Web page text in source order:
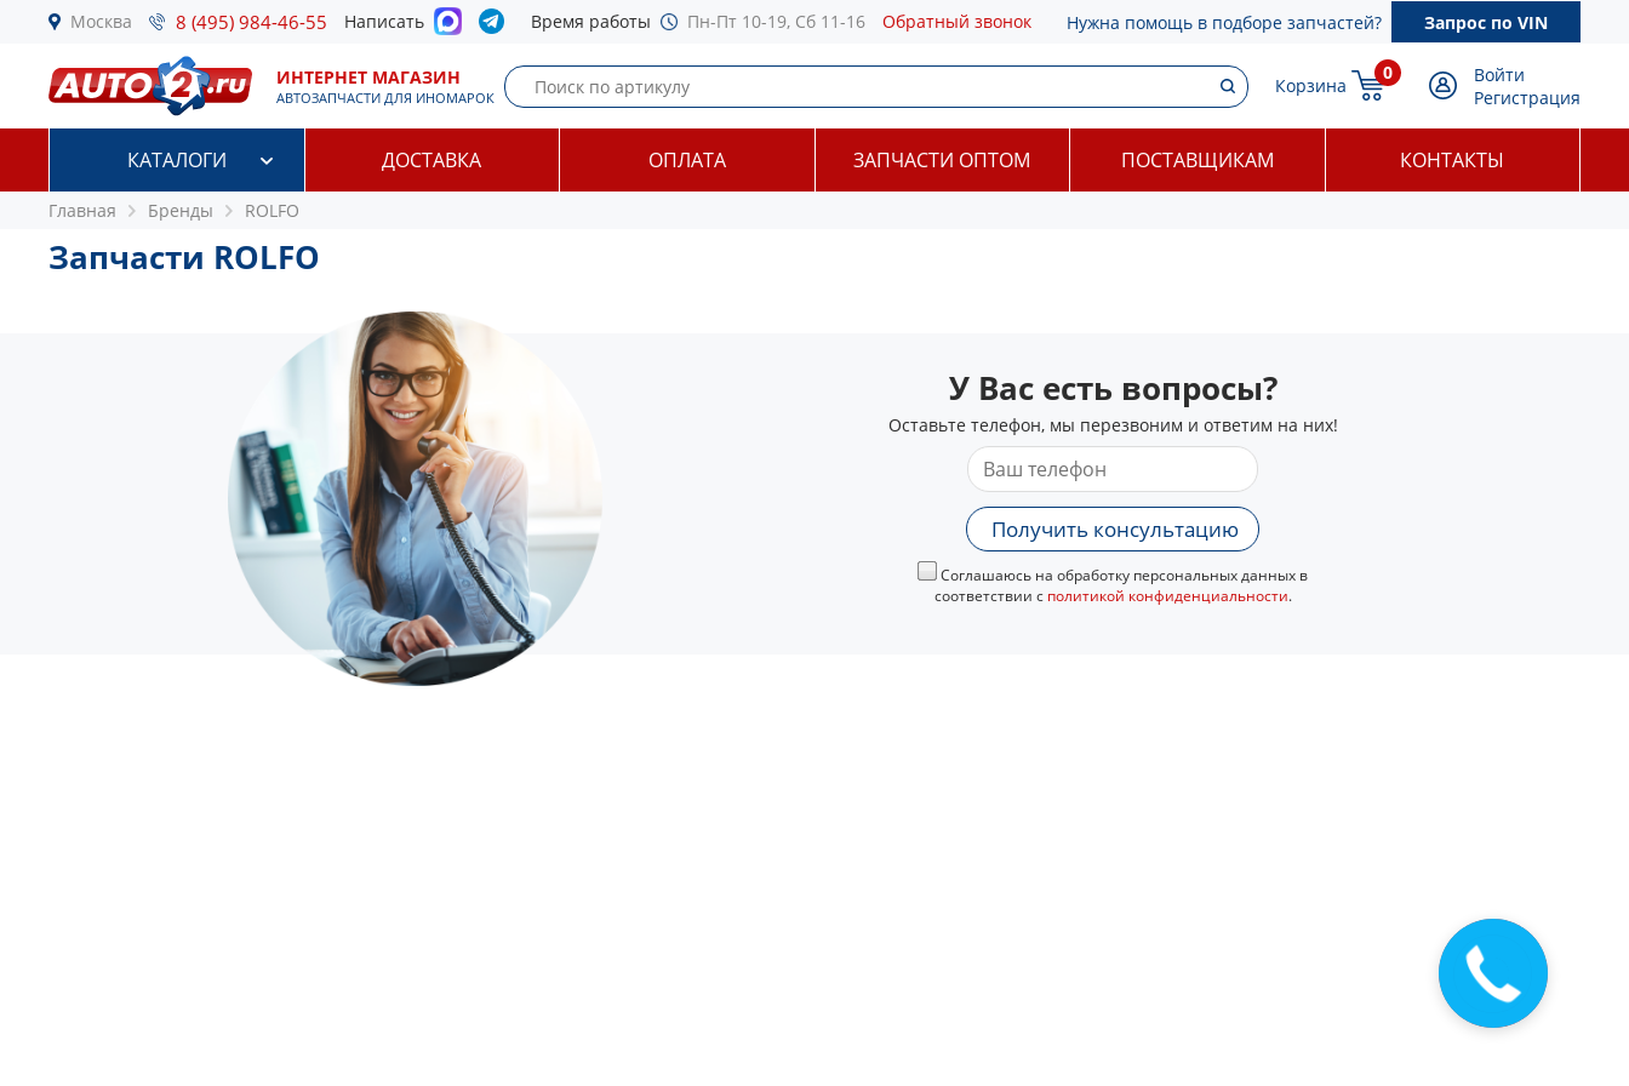
Москва 8 (495) 984-46-55 Написать Время работы Пн-Пт 10-19, Сб 11-16 Обратный звонок Нужна помощь в подборе запчастей? Запрос по VIN
ИНТЕРНЕТ МАГАЗИН
АВТОЗАПЧАСТИ ДЛЯ ИНОМАРОК
Корзина
0
Войти
Регистрация
КАТАЛОГИ ДОСТАВКА ОПЛАТА ЗАПЧАСТИ ОПТОМ ПОСТАВЩИКАМ КОНТАКТЫ
Главная Бренды ROLFO
Запчасти ROLFO
У Вас есть вопросы?
Оставьте телефон, мы перезвоним и ответим на них!
Получить консультацию
Соглашаюсь на обработку персональных данных в
соответствии с политикой конфиденциальности.
Закажите
звонок